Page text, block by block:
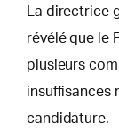
La directrice
révélé que le
plusieurs
insuffisances
candidature.